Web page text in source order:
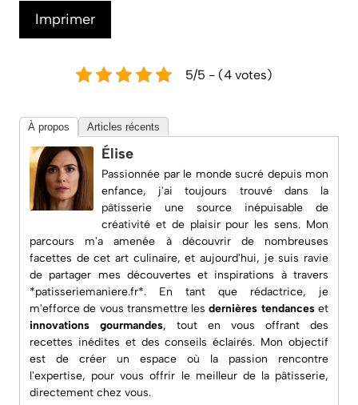
Imprimer
5/5 - (4 votes)
À propos Articles récents
Élise
Passionnée par le monde sucré depuis mon
enfance, j'ai toujours trouvé dans la
pâtisserie une source inépuisable de
créativité et de plaisir pour les sens. Mon
parcours m'a amenée à découvrir de nombreuses
facettes de cet art culinaire, et aujourd'hui, je suis ravie
de partager mes découvertes et inspirations à travers
*patisseriemaniere.fr*. En tant que rédactrice, je
m'efforce de vous transmettre lesdernières tendanceset
innovations gourmandes, tout en vous offrant des
recettes inédites et des conseils éclairés. Mon objectif
est de créer un espace où la passion rencontre
l'expertise, pour vous offrir le meilleur de la pâtisserie,
directement chez vous.